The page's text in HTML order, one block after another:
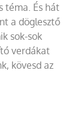
téma. És hát
a döglesztő
sok-sok
verdákat
kövesd az